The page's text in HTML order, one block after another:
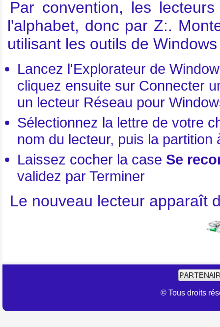
Par convention, les
l'alphabet, donc par Z:.
utilisant les outils de
Lancez l'Explorateur de
cliquez ensuite sur Connecter
un lecteur Réseau pour
Sélectionnez la lettre de votre
nom du lecteur, puis la partition
Laissez cocher la case Se
validez par Terminer
Le nouveau lecteur apparaît
© Tous droits